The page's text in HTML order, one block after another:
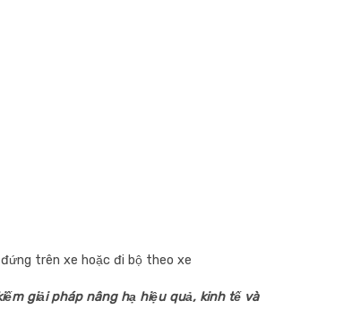
trên xe hoặc đi bộ theo xe
giải pháp nâng hạ hiệu quả, kinh tế và